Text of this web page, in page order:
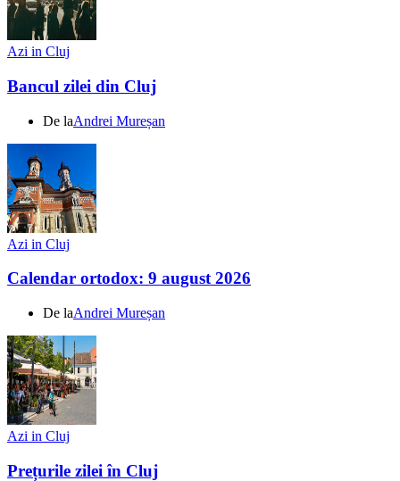
Azi in Cluj
Bancul zilei din Cluj
De laAndrei Mureșan
Azi in Cluj
Calendar ortodox: 9 august 2026
De laAndrei Mureșan
Azi in Cluj
Prețurile zilei în Cluj